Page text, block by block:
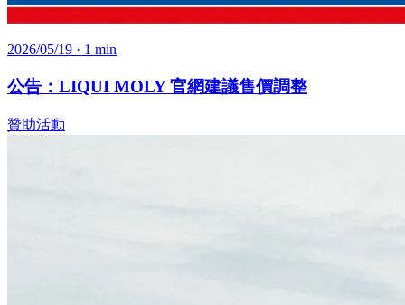
2026/05/19 · 1 min
公告：LIQUI MOLY 官網建議售價調整
贊助活動